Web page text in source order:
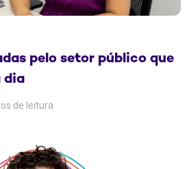
pelo setor público que
dia